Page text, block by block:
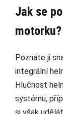
Jak se
motorku?
Poznáte ji
integrální
Hlučnost
systému,